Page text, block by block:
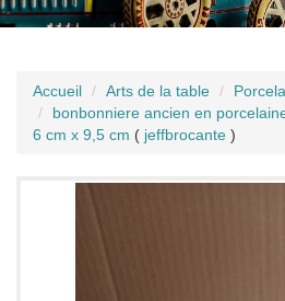
Accueil Arts de la table
bonbonniere ancien en
6 cm x 9,5 cm ( jeffbrocante )